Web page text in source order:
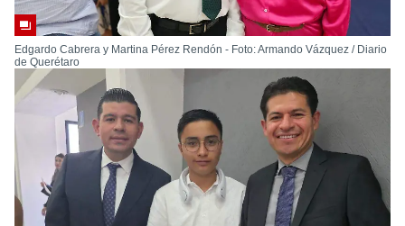
Edgardo Cabrera y Martina Pérez Rendón - Foto: Armando Vázquez / Diario
de Querétaro